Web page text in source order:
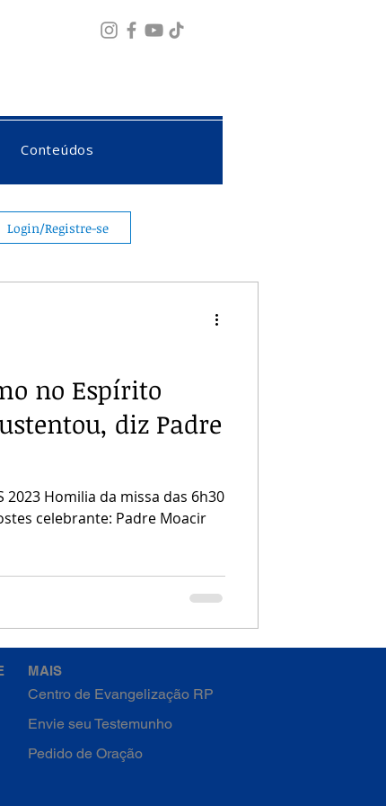
Conteúdos
Login/Registre-se
no Espírito
diz Padre
2023 Homilia da missa das 6h30
celebrante: Padre Moacir
MAIS
Centro de Evangelização RP
Envie seu Testemunho
Pedido de Oração